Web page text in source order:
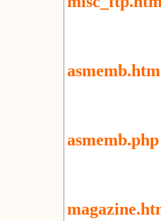
asmemb.htm
asmemb.php